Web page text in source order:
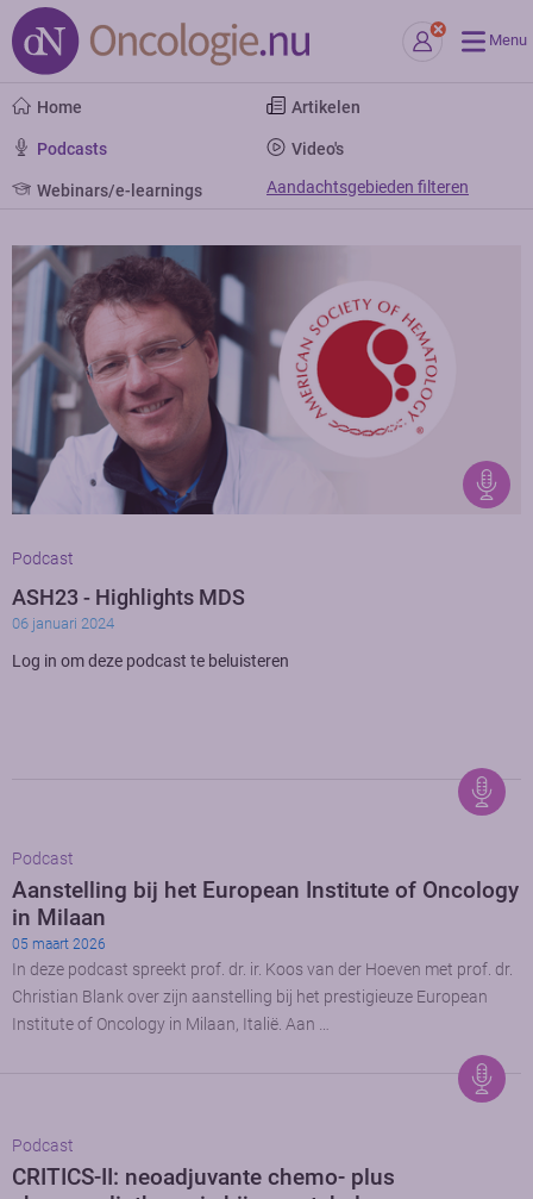
Menu
Home Artikelen
Podcasts Video's
Webinars/e-learnings Aandachtsgebieden filteren
Podcast
ASH23 - Highlights MDS
06 januari 2024
Log in om deze podcast te beluisteren
Podcast
Aanstelling bij het European Institute of Oncology
in Milaan
05 maart 2026
In deze podcast spreekt prof. dr. ir. Koos van der Hoeven met prof. dr.
Christian Blank over zijn aanstelling bij het prestigieuze European
Institute of Oncology in Milaan, Italië. Aan …
Podcast
CRITICS-II: neoadjuvante chemo- plus